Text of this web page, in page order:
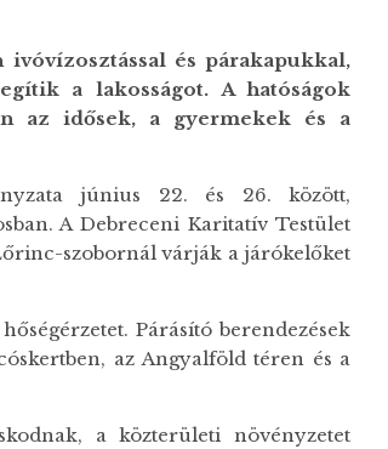
és párakapukkal,
a lakosságot. A hatóságok
az idősek, a gyermekek és a
június 22. és 26. között,
A Debreceni Karitatív Testület
szobornál várják a járókelőket
Párásító berendezések
az Angyalföld téren és a
a közterületi növényzetet